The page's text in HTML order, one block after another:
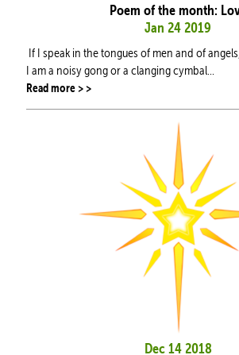
Poem of the month:
Jan 24 2019
If I speak in the tongues of men and of
I am a noisy gong or a clanging cymbal...
Read more > >
Dec 14 2018